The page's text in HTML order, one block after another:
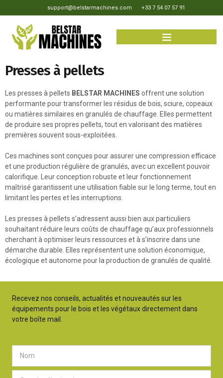
support@belstarmachines.com +33 7 54 07 57 91
Presses à pellets
Les presses à pellets BELSTAR MACHINES offrent une solution
performante pour transformer les résidus de bois, sciure, copeaux
ou matières similaires en granulés de chauffage. Elles permettent
de produire ses propres pellets, tout en valorisant des matières
premières souvent sous-exploitées.
Ces machines sont conçues pour assurer une compression efficace
et une production régulière de granulés, avec un excellent pouvoir
calorifique. Leur conception robuste et leur fonctionnement
maîtrisé garantissent une utilisation fiable sur le long terme, tout en
limitant les pertes et les interruptions.
Les presses à pellets s’adressent aussi bien aux particuliers
souhaitant réduire leurs coûts de chauffage qu’aux professionnels
cherchant à optimiser leurs ressources et à s’inscrire dans une
démarche durable. Elles représentent une solution économique,
écologique et autonome pour la production de granulés de qualité.
Recevez nos conseils, actualités et nouveautés sur les
équipements pour le bois et les végétaux directement dans
votre boîte mail.